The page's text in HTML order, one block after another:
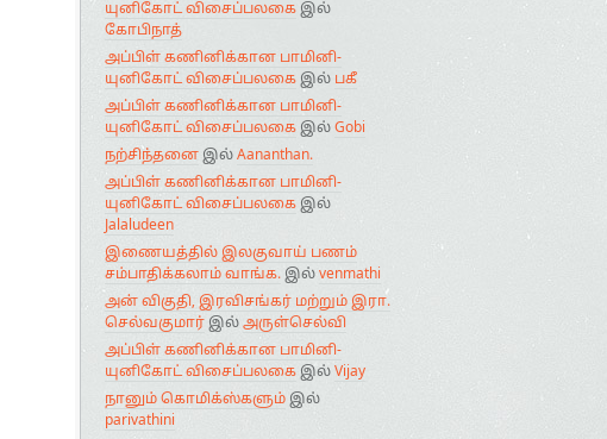
யுனிகோட் விசைப்பலகை இல்
கோபிநாத்
அப்பிள் கணினிக்கான பாமினி-
யுனிகோட் விசைப்பலகை இல் பகீ
அப்பிள் கணினிக்கான பாமினி-
யுனிகோட் விசைப்பலகை இல் Gobi
நற்சிந்தனை இல் Aananthan.
அப்பிள் கணினிக்கான பாமினி-
யுனிகோட் விசைப்பலகை இல்
Jalaludeen
இணையத்தில் இலகுவாய் பணம்
சம்பாதிக்கலாம் வாங்க. இல் venmathi
அன் விகுதி, இரவிசங்கர் மற்றும் இரா.
செல்வகுமார் இல் அருள்செல்வி
அப்பிள் கணினிக்கான பாமினி-
யுனிகோட் விசைப்பலகை இல் Vijay
நானும் கொமிக்ஸ்களும் இல்
parivathini